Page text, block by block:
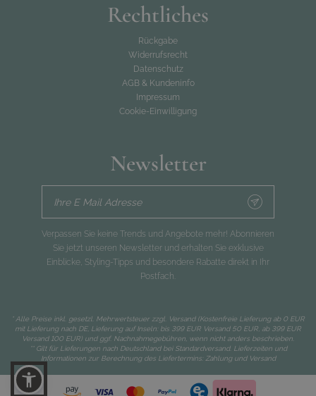
Rechtliches
Rückgabe
Widerrufsrecht
Datenschutz
AGB & Kundeninfo
Impressum
Cookie-Einwilligung
Newsletter
Ihre E Mail Adresse
Verpassen Sie keine Trends und Angebote mehr! Abonnieren
Sie jetzt unseren Newsletter und erhalten Sie exklusive
Einblicke, Styling-Tipps und besondere Rabatte direkt in Ihr
Postfach.
* Alle Preise inkl. gesetzl. Mehrwertsteuer zzgl. Versand(Kostenfreie Lieferung ab 0 EUR
mit Lieferung nach DE, Lieferung auf Inseln: bis 399 EUR Versand 50 EUR, ab 399 EUR
Versand 100 EUR) und ggf. Nachnahmegebühren, wenn nicht anders beschrieben.
** Gilt für Lieferungen nach Deutschland bei Standardversand. Lieferzeiten und
Informationen zur Berechnung des Liefertermins: Zahlung und Versand